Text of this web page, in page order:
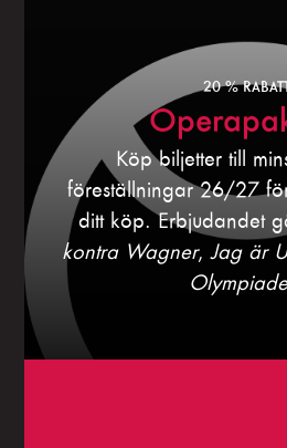
20 %
Köp biljetter till
föreställningar 26/27
ditt köp. Erbjudandet
kontra Wagner,Jag är